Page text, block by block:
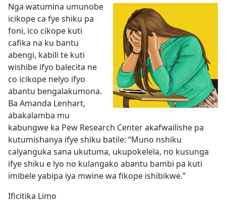
Nga watumina umunobe
icikope ca fye shiku pa
foni, ico cikope kuti
cafika na ku bantu
abengi, kabili te kuti
wishibe ifyo balecita ne
co icikope nelyo ifyo
abantu bengalakumona.
Ba Amanda Lenhart,
abakalamba mu
kabungwe ka Pew Research Center akafwailishe pa
kutumishanya ifye shiku batile: “Muno nshiku
calyanguka sana ukutuma, ukupokelela, no kusunga
ifye shiku e lyo no kulangako abantu bambi pa kuti
imibele yabipa iya mwine wa fikope ishibikwe.”
Ificitika Limo